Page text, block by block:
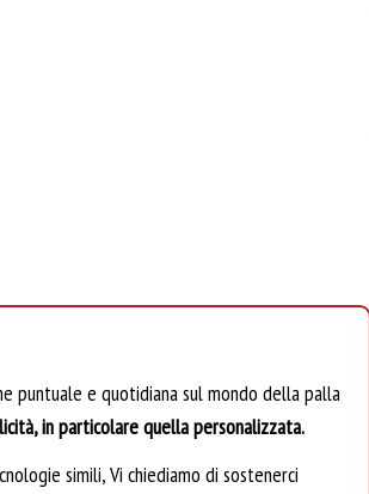
puntuale e quotidiana sul mondo della palla
in particolare quella personalizzata.
simili, Vi chiediamo di sostenerci